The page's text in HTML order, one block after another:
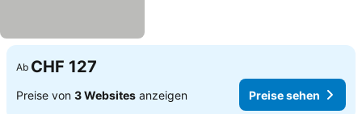
Ab CHF 127
Preise von 3 Websites anzeigen Preise sehen